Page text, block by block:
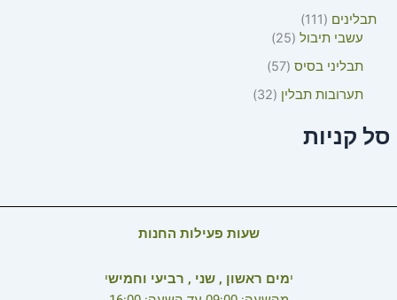
תבלינים
111
עשבי תיבול 25
תבליני בסיס 57
תערובות תבלין
32
סל קניות
שעות פעילות החנות
ימים ראשון , שני , רביעי וחמישי